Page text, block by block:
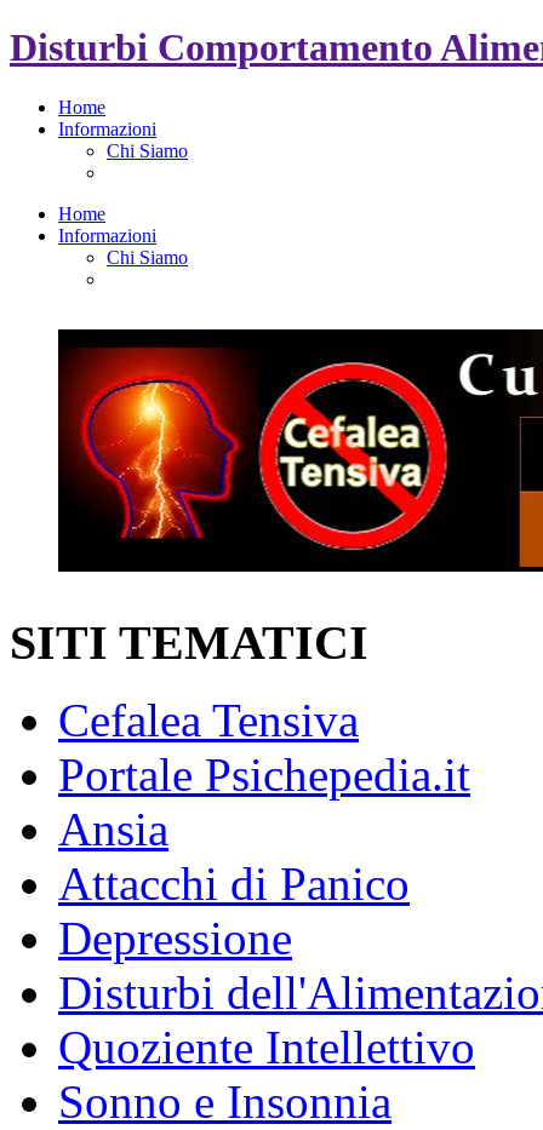
Disturbi Comportamento
Home
Informazioni
Chi Siamo
Home
Informazioni
Chi Siamo
SITI TEMATICI
Cefalea Tensiva
Portale Psichepedia.it
Ansia
Attacchi di Panico
Depressione
Disturbi
Quoziente Intellettivo
Sonno e Insonnia